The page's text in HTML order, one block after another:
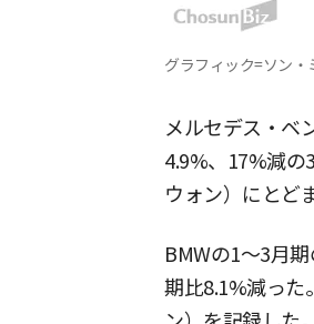
グラフィック=ソン・
メルセデス・ベ
4.9%、17%減の
ウォン）にとど
BMWの1〜3月
期比8.1%減った